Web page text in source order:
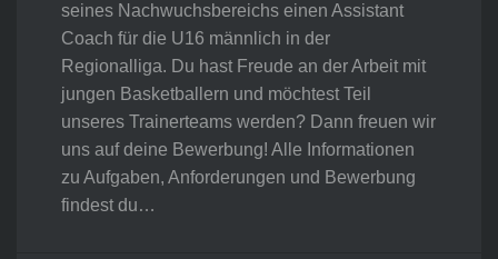
seines Nachwuchsbereichs einen Assistant
Coach für die U16 männlich in der
Regionalliga. Du hast Freude an der Arbeit mit
jungen Basketballern und möchtest Teil
unseres Trainerteams werden? Dann freuen wir
uns auf deine Bewerbung! Alle Informationen
zu Aufgaben, Anforderungen und Bewerbung
findest du…